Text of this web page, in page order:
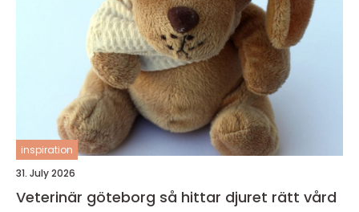
inspiration
31. July 2026
Veterinär göteborg så hittar djuret rätt vård